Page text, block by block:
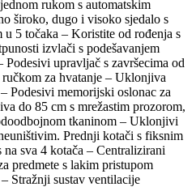
rukom s automatskim
široko, dugo i visoko sjedalo s
5 točaka – Koristite od rođenja s
izvlači s podešavanjem
upravljač s završecima od
za hvatanje – Uklonjiva
Podesivi memorijski oslonac za
do 85 cm s mrežastim prozorom,
tkaninom – Uklonjivi
Prednji kotači s fiksnim
sva 4 kotača – Centralizirani
predmete s lakim pristupom
Stražnji sustav ventilacije